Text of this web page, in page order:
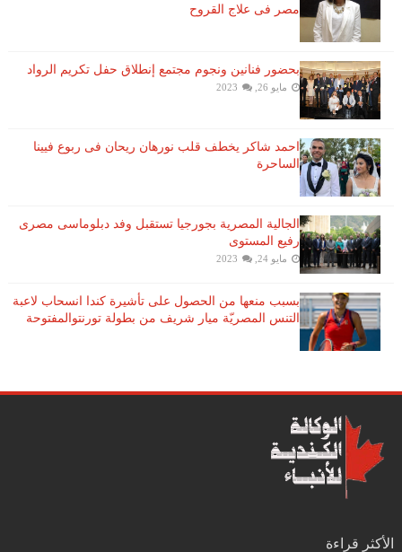
مصر فى علاج القروح
بحضور فنانين ونجوم مجتمع إنطلاق حفل تكريم الرواد
مايو 26, 2023
احمد شاكر يخطف قلب نورهان ريحان فى ربوع فيينا
الساحرة
الجالية المصرية بجورجيا تستقبل وفد دبلوماسى مصرى
رفيع المستوى
مايو 24, 2023
بسبب منعها من الحصول على تأشيرة كندا انسحاب لاعبة ​
التنس​ المصريّة ​ميار شريف​ من بطولة ​تورنتو​المفتوحة
الأكثر قراءة